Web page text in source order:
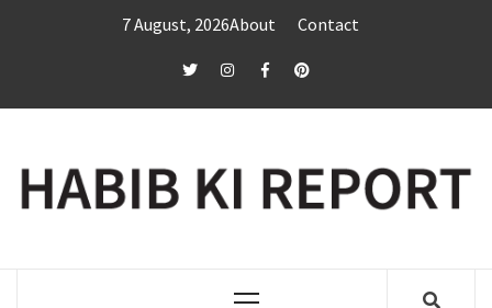
7 August, 2026About Contact
twitterInstagramFacebookPinterest